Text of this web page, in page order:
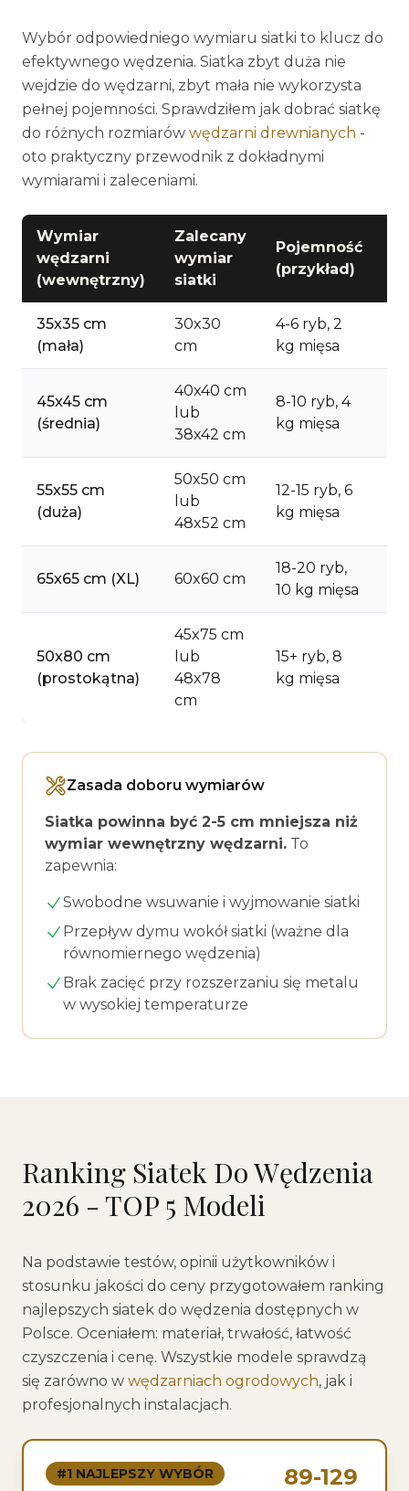
Wybór odpowiedniego wymiaru siatki to klucz do
efektywnego wędzenia. Siatka zbyt duża nie
wejdzie do wędzarni, zbyt mała nie wykorzysta
pełnej pojemności. Sprawdziłem jak dobrać siatkę
do różnych rozmiarów wędzarni drewnianych -
oto praktyczny przewodnik z dokładnymi
wymiarami i zaleceniami.
Wymiar
wędzarni
(wewnętrzny)
Zalecany
wymiar
siatki
Pojemność
(przykład)
35x35 cm
(mała)
30x30
cm
4-6 ryb, 2
kg mięsa
45x45 cm
(średnia)
40x40 cm
lub
38x42 cm
8-10 ryb, 4
kg mięsa
55x55 cm
(duża)
50x50 cm
lub
48x52 cm
12-15 ryb, 6
kg mięsa
65x65 cm (XL) 60x60 cm
18-20 ryb,
10 kg mięsa
50x80 cm
(prostokątna)
45x75 cm
lub
48x78
cm
15+ ryb, 8
kg mięsa
Zasada doboru wymiarów
Siatka powinna być 2-5 cm mniejsza niż
wymiar wewnętrzny wędzarni. To
zapewnia:
Swobodne wsuwanie i wyjmowanie siatki
Przepływ dymu wokół siatki (ważne dla
równomiernego wędzenia)
Brak zacięć przy rozszerzaniu się metalu
w wysokiej temperaturze
Ranking Siatek Do Wędzenia
2026 - TOP 5 Modeli
Na podstawie testów, opinii użytkowników i
stosunku jakości do ceny przygotowałem ranking
najlepszych siatek do wędzenia dostępnych w
Polsce. Oceniałem: materiał, trwałość, łatwość
czyszczenia i cenę. Wszystkie modele sprawdzą
się zarówno w wędzarniach ogrodowych, jak i
profesjonalnych instalacjach.
#1 NAJLEPSZY WYBÓR
89-129